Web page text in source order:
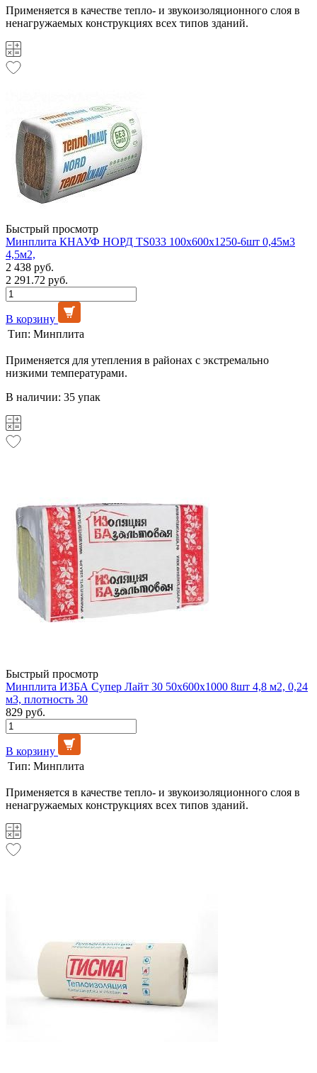
Применяется в качестве тепло- и звукоизоляционного слоя в
ненагружаемых конструкциях всех типов зданий.
Быстрый просмотр
Минплита КНАУФ НОРД TS033 100х600х1250-6шт 0,45м3
4,5м2,
2 438 руб.
2 291.72 руб.
В корзину
Тип: Минплита
Применяется для утепления в районах с экстремально
низкими температурами.
В наличии: 35 упак
Быстрый просмотр
Минплита ИЗБА Супер Лайт 30 50х600х1000 8шт 4,8 м2, 0,24
м3, плотность 30
829 руб.
В корзину
Тип: Минплита
Применяется в качестве тепло- и звукоизоляционного слоя в
ненагружаемых конструкциях всех типов зданий.